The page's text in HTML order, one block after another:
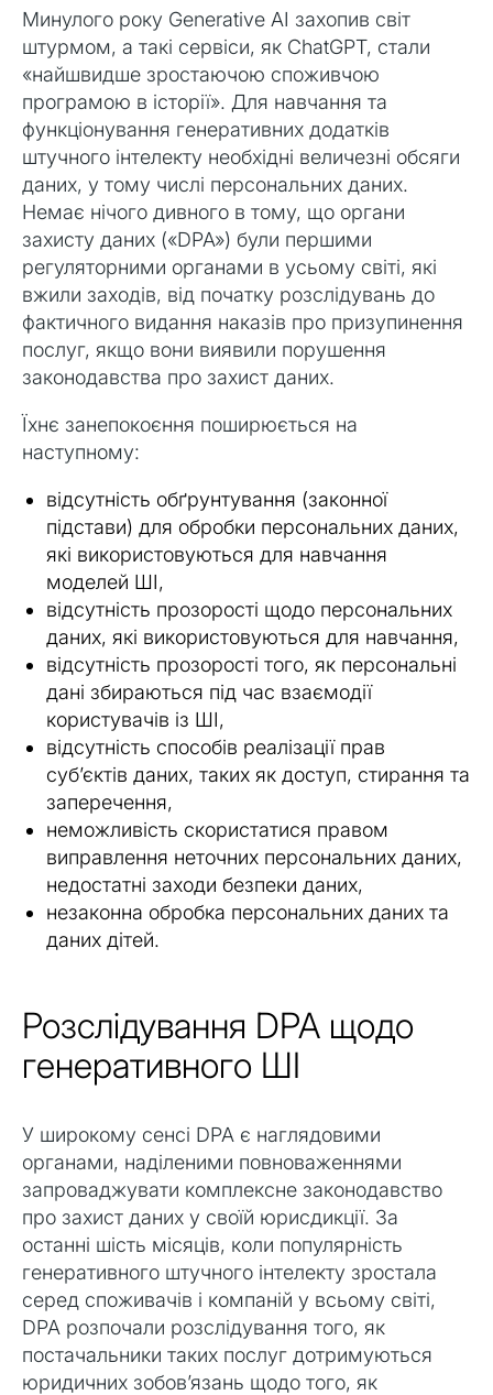
Минулого року Generative AI захопив світ
штурмом, а такі сервіси, як ChatGPT, стали
«найшвидше зростаючою споживчою
програмою в історії». Для навчання та
функціонування генеративних додатків
штучного інтелекту необхідні величезні обсяги
даних, у тому числі персональних даних.
Немає нічого дивного в тому, що органи
захисту даних («DPA») були першими
регуляторними органами в усьому світі, які
вжили заходів, від початку розслідувань до
фактичного видання наказів про призупинення
послуг, якщо вони виявили порушення
законодавства про захист даних.
Їхнє занепокоєння поширюється на
наступному:
відсутність обґрунтування (законної
підстави) для обробки персональних даних,
які використовуються для навчання
моделей ШІ,
відсутність прозорості щодо персональних
даних, які використовуються для навчання,
відсутність прозорості того, як персональні
дані збираються під час взаємодії
користувачів із ШІ,
відсутність способів реалізації прав
суб’єктів даних, таких як доступ, стирання та
заперечення,
неможливість скористатися правом
виправлення неточних персональних даних,
недостатні заходи безпеки даних,
незаконна обробка персональних даних та
даних дітей.
Розслідування DPA щодо
генеративного ШІ
У широкому сенсі DPA є наглядовими
органами, наділеними повноваженнями
запроваджувати комплексне законодавство
про захист даних у своїй юрисдикції. За
останні шість місяців, коли популярність
генеративного штучного інтелекту зростала
серед споживачів і компаній у всьому світі,
DPA розпочали розслідування того, як
постачальники таких послуг дотримуються
юридичних зобов’язань щодо того, як